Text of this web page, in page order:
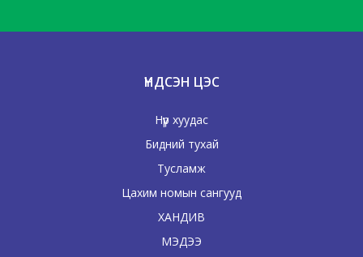
ҮНДСЭН ЦЭС
Нүүр хуудас
Бидний тухай
Тусламж
Цахим номын сангууд
ХАНДИВ
МЭДЭЭ